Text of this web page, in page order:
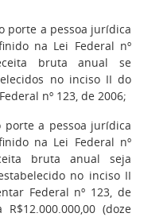
a pessoa jurídica
na Lei Federal nº
bruta anual se
no inciso II do
nº 123, de 2006;
a pessoa jurídica
na Lei Federal nº
bruta anual seja
no inciso II
Federal nº 123, de
(doze